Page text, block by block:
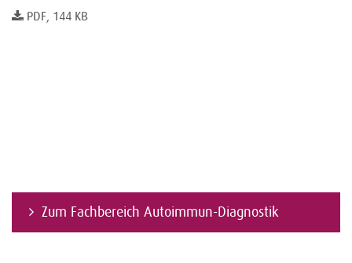
PDF, 144 KB
Zum Fachbereich Autoimmun-Diagnostik